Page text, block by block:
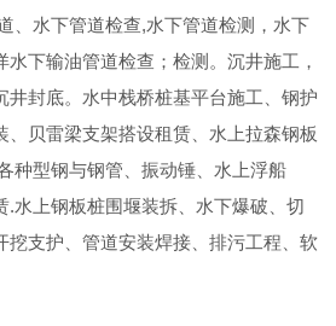
、水下管道检查,水下管道检测，水下
下输油管道检查；检测。沉井施工，
井封底。水中栈桥桩基平台施工、钢护
、贝雷梁支架搭设租赁、水上拉森钢板
种型钢与钢管、振动锤、水上浮船
.水上钢板桩围堰装拆、水下爆破、切
挖支护、管道安装焊接、排污工程、软